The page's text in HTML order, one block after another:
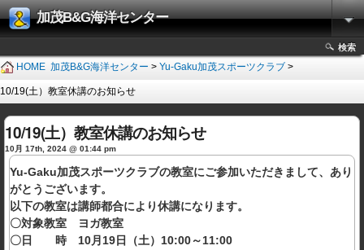
加茂B&G海洋センター
検索
HOME 加茂B&G海洋センター > Yu-Gaku加茂スポーツクラブ >
10/19(土）教室休講のお知らせ
10/19(土）教室休講のお知らせ
10月 17th, 2024 @ 01:44 pm
Yu-Gaku加茂スポーツクラブの教室にご参加いただきまして、あり
がとうございます。
以下の教室は講師都合により休講になります。
〇対象教室 ヨガ教室
〇日 時 10月19日（土）10:00～11:00